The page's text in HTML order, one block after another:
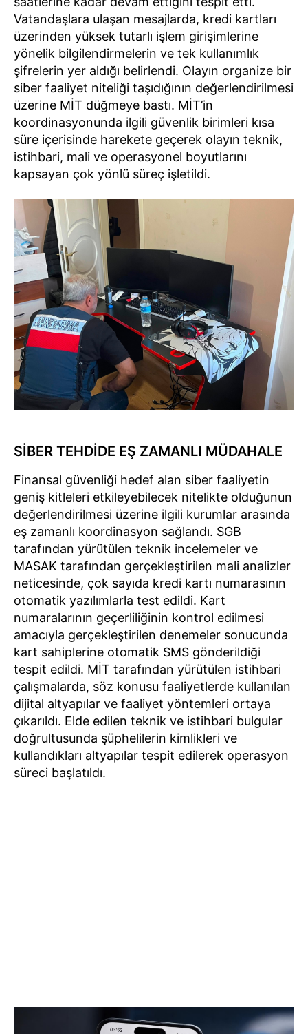
Vatandaşlara ulaşan mesajlarda, kredi kartları
üzerinden yüksek tutarlı işlem girişimlerine
yönelik bilgilendirmelerin ve tek kullanımlık
şifrelerin yer aldığı belirlendi. Olayın organize bir
siber faaliyet niteliği taşıdığının değerlendirilmesi
üzerine MİT düğmeye bastı. MİT’in
koordinasyonunda ilgili güvenlik birimleri kısa
süre içerisinde harekete geçerek olayın teknik,
istihbari, mali ve operasyonel boyutlarını
kapsayan çok yönlü süreç işletildi.
SİBER TEHDİDE EŞ ZAMANLI MÜDAHALE
Finansal güvenliği hedef alan siber faaliyetin
geniş kitleleri etkileyebilecek nitelikte olduğunun
değerlendirilmesi üzerine ilgili kurumlar arasında
eş zamanlı koordinasyon sağlandı. SGB
tarafından yürütülen teknik incelemeler ve
MASAK tarafından gerçekleştirilen mali analizler
neticesinde, çok sayıda kredi kartı numarasının
otomatik yazılımlarla test edildi. Kart
numaralarının geçerliliğinin kontrol edilmesi
amacıyla gerçekleştirilen denemeler sonucunda
kart sahiplerine otomatik SMS gönderildiği
tespit edildi. MİT tarafından yürütülen istihbari
çalışmalarda, söz konusu faaliyetlerde kullanılan
dijital altyapılar ve faaliyet yöntemleri ortaya
çıkarıldı. Elde edilen teknik ve istihbari bulgular
doğrultusunda şüphelilerin kimlikleri ve
kullandıkları altyapılar tespit edilerek operasyon
süreci başlatıldı.